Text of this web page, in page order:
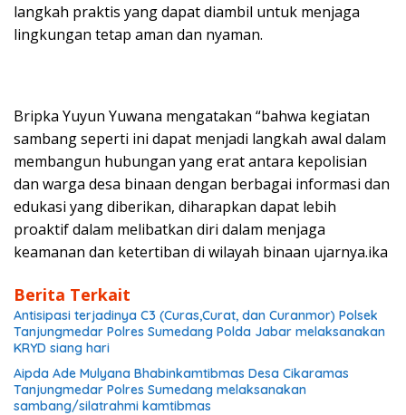
langkah praktis yang dapat diambil untuk menjaga
lingkungan tetap aman dan nyaman.
Bripka Yuyun Yuwana mengatakan “bahwa kegiatan
sambang seperti ini dapat menjadi langkah awal dalam
membangun hubungan yang erat antara kepolisian
dan warga desa binaan dengan berbagai informasi dan
edukasi yang diberikan, diharapkan dapat lebih
proaktif dalam melibatkan diri dalam menjaga
keamanan dan ketertiban di wilayah binaan ujarnya.ika
Berita Terkait
Antisipasi terjadinya C3 (Curas,Curat, dan Curanmor) Polsek
Tanjungmedar Polres Sumedang Polda Jabar melaksanakan
KRYD siang hari
Aipda Ade Mulyana Bhabinkamtibmas Desa Cikaramas
Tanjungmedar Polres Sumedang melaksanakan
sambang/silatrahmi kamtibmas